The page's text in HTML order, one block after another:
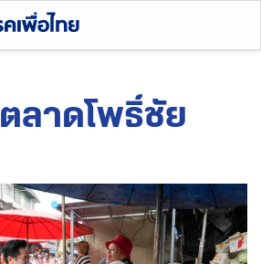
ตลาดโพธิ์ชัย